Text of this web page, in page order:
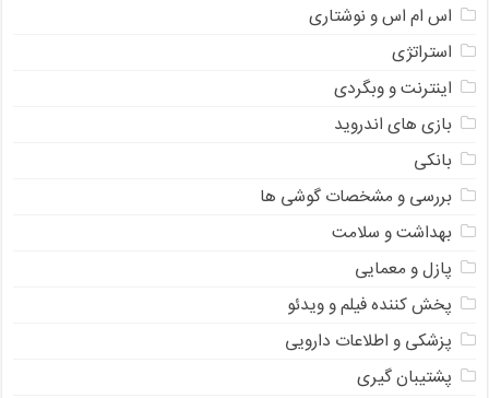
اس ام اس و نوشتاری
استراتژی
اینترنت و وبگردی
بازی های اندروید
بانکی
بررسی و مشخصات گوشی ها
بهداشت و سلامت
پازل و معمایی
پخش کننده فیلم و ویدئو
پزشکی و اطلاعات دارویی
پشتیبان گیری